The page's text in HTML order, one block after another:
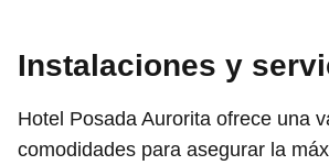
Instalaciones y
Hotel Posada Aurorita ofrece una
comodidades para asegurar la